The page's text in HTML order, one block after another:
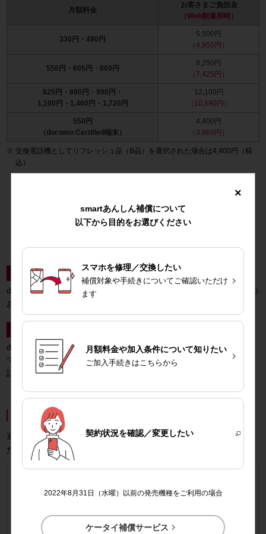
月額料金
お客さまご負担金
（Web割適用時）
330円・490円
5,500円
（4,950円）
550円・605円・860円
8,250円
（7,425円）
825円・880円・990円・
1,100円・1,460円・1,720円
12,100円
（10,890円）
550円
（docomo Certified端末）
4,400円
（3,960円）
交換電話機としてリフレッシュ品（B品）を選択された場合は4,400円（税
込）
My docomoへ
特典1
dカードご契約限定ポイント還元特典
dカード PLATINUM、dカード GOLD、dカード GOLD Uをご契約の
お客さま向けの特典です。詳しくは
dバリューパス パックをご契約のお客さま向けのポイント還元特典
です。
詳しくはこちら
交換電話機について
通常のリフレッシュ品に加え、リフレッシュ品（B品）をお選びい
ただける場合があります。
お客さまより回収した電話機を、新品同様
×
smartあんしん補償について
以下から目的をお選びください
スマホを修理／交換したい
補償対象や手続きについてご確認いただけ
ます

月額料金や加入条件について知りたい
ご加入手続きはこちらから

契約状況を確認／変更したい
2022年8月31日（水曜）以前の発売機種をご利用の場合
ケータイ補償サービス